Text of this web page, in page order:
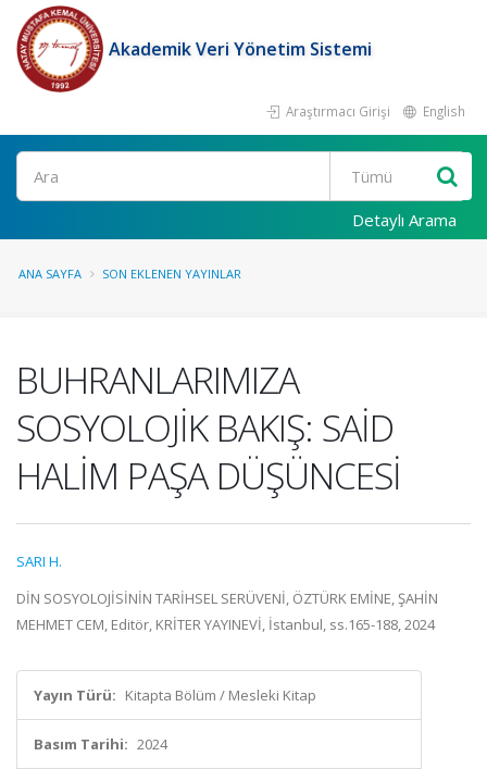
Akademik Veri Yönetim Sistemi
Araştırmacı Girişi English
Ara
Detaylı Arama
ANA SAYFA SON EKLENEN YAYINLAR
BUHRANLARIMIZA
SOSYOLOJİK BAKIŞ: SAİD
HALİM PAŞA DÜŞÜNCESİ
SARI H.
DİN SOSYOLOJİSİNİN TARİHSEL SERÜVENİ, ÖZTÜRK EMİNE, ŞAHİN
MEHMET CEM, Editör, KRİTER YAYINEVİ, İstanbul, ss.165-188, 2024
Yayın Türü: Kitapta Bölüm / Mesleki Kitap
Basım Tarihi: 2024